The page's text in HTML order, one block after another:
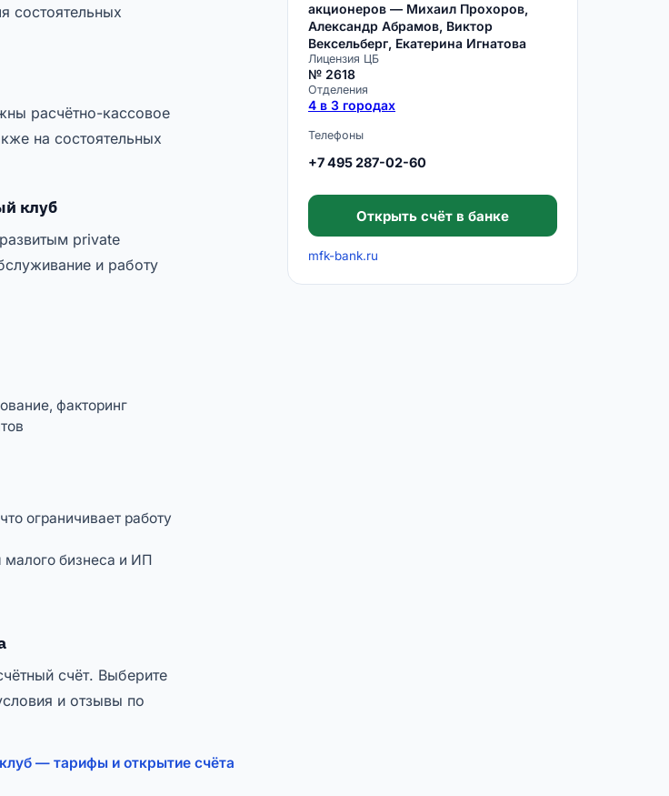
состоятельных
расчётно-кассовое
на состоятельных
клуб
private
и работу
факторинг
ограничивает работу
малого бизнеса и ИП
счёт. Выберите
и отзывы по
— тарифы и открытие счёта
акционеров — Михаил Прохоров,
Александр Абрамов, Виктор
Вексельберг, Екатерина Игнатова
Лицензия ЦБ
№ 2618
Отделения
4 в 3 городах
Телефоны
+7 495 287-02-60
Открыть счёт в банке
mfk-bank.ru